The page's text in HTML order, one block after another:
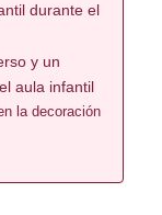
durante el
y un
aula infantil
la decoración